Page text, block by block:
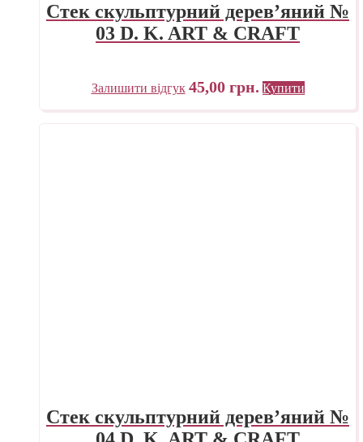
Стек скульптурний дерев’яний №
03 D. K. ART & CRAFT
Залишити відгук 45,00 грн. Купити
Стек скульптурний дерев’яний №